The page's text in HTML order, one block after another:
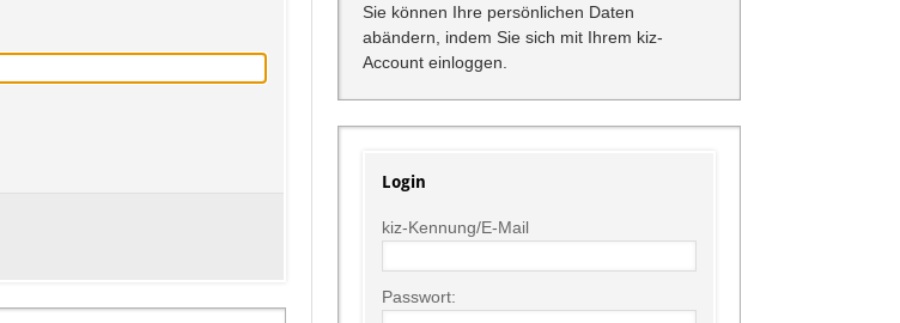
Sie können Ihre persönlichen Daten
abändern, indem Sie sich mit Ihrem kiz-
Account einloggen.
Login
kiz-Kennung/E-Mail
Passwort: